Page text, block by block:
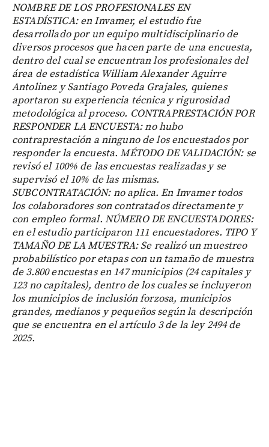
NOMBRE DE LOS PROFESIONALES EN
ESTADÍSTICA: en Invamer, el estudio fue
desarrollado por un equipo multidisciplinario de
diversos procesos que hacen parte de una encuesta,
dentro del cual se encuentran los profesionales del
área de estadística William Alexander Aguirre
Antolinez y Santiago Poveda Grajales, quienes
aportaron su experiencia técnica y rigurosidad
metodológica al proceso. CONTRAPRESTACIÓN POR
RESPONDER LA ENCUESTA: no hubo
contraprestación a ninguno de los encuestados por
responder la encuesta. MÉTODO DE VALIDACIÓN: se
revisó el 100% de las encuestas realizadas y se
supervisó el 10% de las mismas.
SUBCONTRATACIÓN: no aplica. En Invamer todos
los colaboradores son contratados directamente y
con empleo formal. NÚMERO DE ENCUESTADORES:
en el estudio participaron 111 encuestadores. TIPO Y
TAMAÑO DE LA MUESTRA: Se realizó un muestreo
probabilístico por etapas con un tamaño de muestra
de 3.800 encuestas en 147 municipios (24 capitales y
123 no capitales), dentro de los cuales se incluyeron
los municipios de inclusión forzosa, municipios
grandes, medianos y pequeños según la descripción
que se encuentra en el artículo 3 de la ley 2494 de
2025.